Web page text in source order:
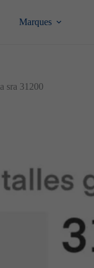
Marques
sra 31200